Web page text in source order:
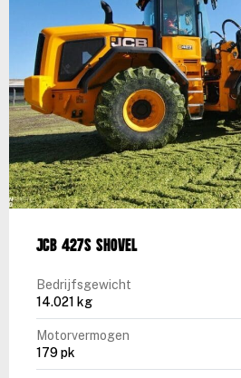
JCB 427S shovel
Bedrijfsgewicht
14.021 kg
Motorvermogen
179 pk